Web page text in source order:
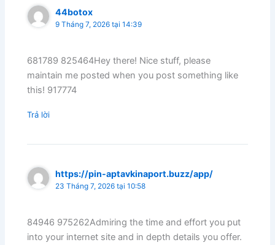
44botox
9 Tháng 7, 2026 tại 14:39
681789 825464Hey there! Nice stuff, please
maintain me posted when you post something like
this! 917774
Trả lời
https://pin-aptavkinaport.buzz/app/
23 Tháng 7, 2026 tại 10:58
84946 975262Admiring the time and effort you put
into your internet site and in depth details you offer.